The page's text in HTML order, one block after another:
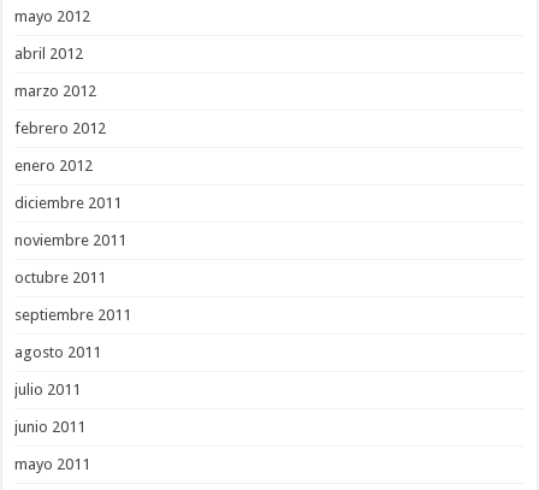
mayo 2012
abril 2012
marzo 2012
febrero 2012
enero 2012
diciembre 2011
noviembre 2011
octubre 2011
septiembre 2011
agosto 2011
julio 2011
junio 2011
mayo 2011